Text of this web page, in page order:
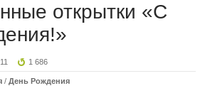
открытки «С
1 686
/ День Рождения